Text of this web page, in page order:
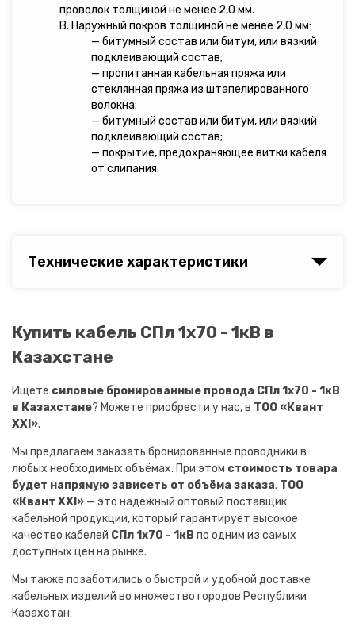
проволок толщиной не менее 2,0 мм.
В. Наружный покров толщиной не менее 2,0 мм:
— битумный состав или битум, или вязкий
подклеивающий состав;
— пропитанная кабельная пряжа или
стеклянная пряжа из штапелированного
волокна;
— битумный состав или битум, или вязкий
подклеивающий состав;
— покрытие, предохраняющее витки кабеля
от слипания.
Технические характеристики
Купить кабель СПл 1х70 - 1кВ в
Казахстане
Ищете силовые бронированные провода СПл 1х70 - 1кВ
в Казахстане? Можете приобрести у нас, в ТОО «Квант
XXI».
Мы предлагаем заказать бронированные проводники в
любых необходимых объёмах. При этом стоимость товара
будет напрямую зависеть от объёма заказа. ТОО
«Квант XXI» — это надёжный оптовый поставщик
кабельной продукции, который гарантирует высокое
качество кабелей СПл 1х70 - 1кВ по одним из самых
доступных цен на рынке.
Мы также позаботились о быстрой и удобной доставке
кабельных изделий во множество городов Республики
Казахстан: